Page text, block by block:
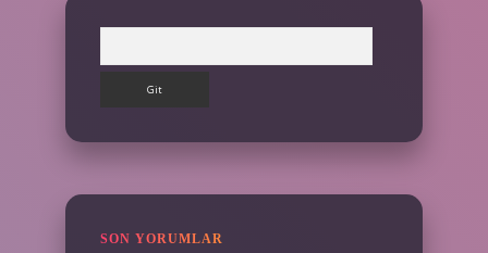
SON YORUMLAR